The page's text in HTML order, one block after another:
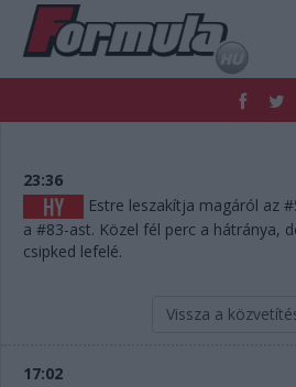
FORMULA
NEMZETKÖZI
RETRO
PODCAST
23:36
Estre leszakítja magáról az
a #83-ast. Közel fél perc a hátránya,
csipked lefelé.
Vissza a
17:02